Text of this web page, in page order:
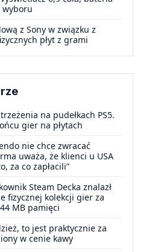
wyboru
z Sony w związku z
płyt z grami
na pudełkach PS5.
gier na płytach
nie chce zwracać
uważa, że klienci u USA
za co zapłacili”
Steam Decka znalazł
fizycznej kolekcji gier za
MB pamięci
to jest praktycznie za
w cenie kawy